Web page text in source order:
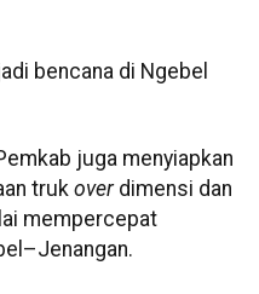
bencana di Ngebel
juga menyiapkan
truk overdimensi dan
mempercepat